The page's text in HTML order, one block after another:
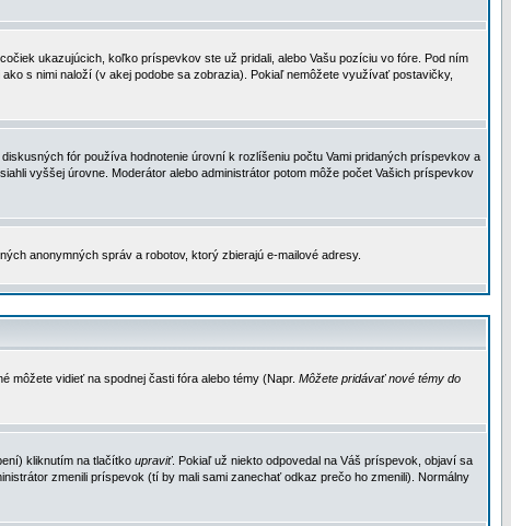
ukazujúcich, koľko príspevkov ste už pridali, alebo Vašu pozíciu vo fóre. Pod ním
s nimi naloží (v akej podobe sa zobrazia). Pokiaľ nemôžete využívať postavičky,
fór používa hodnotenie úrovní k rozlíšeniu počtu Vami pridaných príspevkov a
vyššej úrovne. Moderátor alebo administrátor potom môže počet Vašich príspevkov
anonymných správ a robotov, ktorý zbierajú e-mailové adresy.
môžete vidieť na spodnej časti fóra alebo témy (Napr. Môžete pridávať nové témy do
kliknutím na tlačítko upraviť. Pokiaľ už niekto odpovedal na Váš príspevok, objaví sa
zmenili príspevok (tí by mali sami zanechať odkaz prečo ho zmenili). Normálny